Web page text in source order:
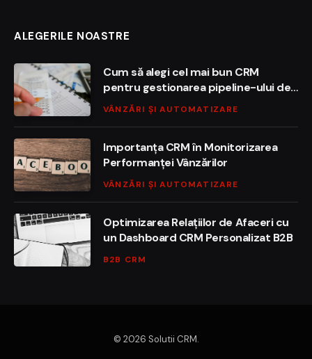
ALEGERILE NOASTRE
Cum să alegi cel mai bun CRM
pentru gestionarea pipeline-ului de
vânzări
VÂNZĂRI ȘI AUTOMATIZARE
Importanța CRM în Monitorizarea
Performanței Vânzărilor
VÂNZĂRI ȘI AUTOMATIZARE
Optimizarea Relațiilor de Afaceri cu
un Dashboard CRM Personalizat B2B
B2B CRM
© 2026 Solutii CRM.